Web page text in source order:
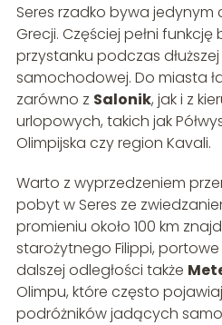
Seres rzadko bywa
Grecji. Częściej pełni
przystanku podczas
samochodowej. Do miasta
zarówno z Salonik, jak i z
urlopowych, takich jak
Olimpijska czy region Kavali.
Warto z wyprzedzeniem
pobyt w Seres ze
promieniu około 100 km
starożytnego Filippi,
dalszej odległości także
Olimpu, które często
podróżników jadących